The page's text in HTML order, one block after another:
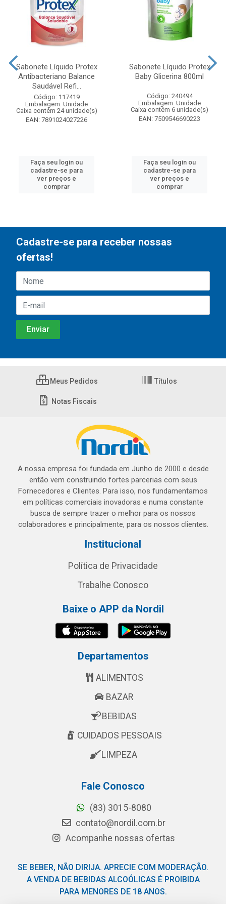
Sabonete Líquido Protex
Antibacteriano Balance
Saudável Refi...
Código: 117419
Embalagem: Unidade
Caixa contém 24 unidade(s)
EAN: 7891024027226
Faça seu login ou
cadastre-se para
ver preços e
comprar
Sabonete Líquido Protex
Baby Glicerina 800ml
Código: 240494
Embalagem: Unidade
Caixa contém 6 unidade(s)
EAN: 7509546690223
Faça seu login ou
cadastre-se para
ver preços e
comprar
Cadastre-se para receber nossas
ofertas!
Meus Pedidos Títulos
Notas Fiscais
A nossa empresa foi fundada em Junho de 2000 e desde
então vem construindo fortes parcerias com seus
Fornecedores e Clientes. Para isso, nos fundamentamos
em políticas comerciais inovadoras e numa constante
busca de sempre trazer o melhor para os nossos
colaboradores e principalmente, para os nossos clientes.
Institucional
Política de Privacidade
Trabalhe Conosco
Baixe o APP da Nordil
Departamentos
ALIMENTOS
BAZAR
BEBIDAS
CUIDADOS PESSOAIS
LIMPEZA
Fale Conosco
(83) 3015-8080
contato@nordil.com.br
Acompanhe nossas ofertas
SE BEBER, NÃO DIRIJA. APRECIE COM MODERAÇÃO.
A VENDA DE BEBIDAS ALCOÓLICAS É PROIBIDA
PARA MENORES DE 18 ANOS.